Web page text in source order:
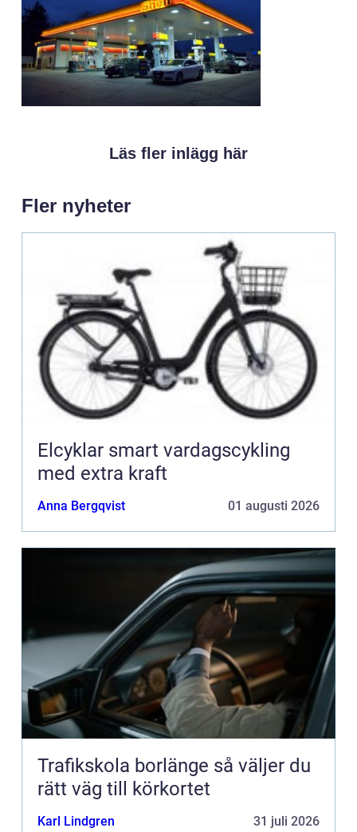
Läs fler inlägg här
Fler nyheter
Elcyklar smart vardagscykling
med extra kraft
Anna Bergqvist 01 augusti 2026
Trafikskola borlänge så väljer du
rätt väg till körkortet
Karl Lindgren 31 juli 2026